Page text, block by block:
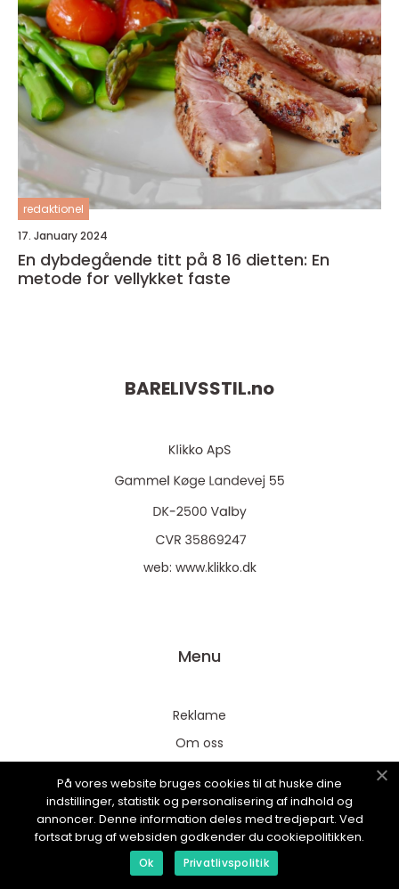
redaktionel
17. January 2024
En dybdegående titt på 8 16 dietten: En
metode for vellykket faste
BARELIVSSTIL.no
web: www.klikko.dk
Menu
Reklame
Om oss
Kontakt Oss
Sitemap
På vores website bruges cookies til at huske dine
indstillinger, statistik og personalisering af indhold og
annoncer. Denne information deles med tredjepart. Ved
fortsat brug af websiden godkender du cookiepolitikken.
Ok Privatlivspolitik